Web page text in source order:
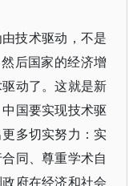
技术驱动，不是
后国家的经济增
动了。这就是新
国要实现技术驱
多切实努力：实
同、尊重学术自
府在经济和社会